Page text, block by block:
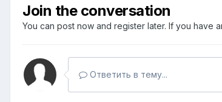
Join the conversation
You can post now and register later. If you have
Ответить в тему...